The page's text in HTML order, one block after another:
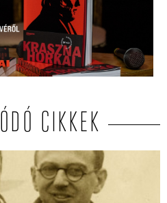
CIKKEK